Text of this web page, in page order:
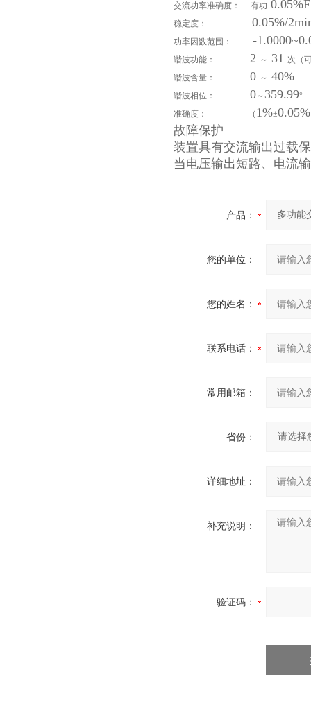
交流功率准确度： 有功
稳定度： 0.05%/
功率因数范围： -
谐波功能： 2 ～ 31 次（
谐波含量：
0 ～ 40%
谐波相位： 0～ 359.99°
准确度：
（ 1%±0.05%
故障保护
装置具有交流输出过载
当电压输出短路、电流
产品：
您的单位：
您的姓名：
联系电话：
常用邮箱：
省份：
详细地址：
补充说明：
验证码：